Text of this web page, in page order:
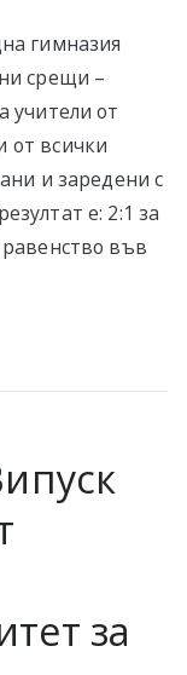
гимназия
срещи –
учители от
от всички
и заредени с
е: 2:1 за
във
за